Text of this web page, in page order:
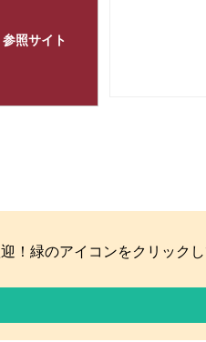
参照サイト
！緑のアイコンをクリック